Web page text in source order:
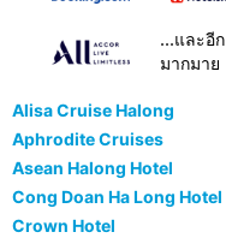
...และอีก
มากมาย
Alisa Cruise Halong
Aphrodite Cruises
Asean Halong Hotel
Cong Doan Ha Long Hotel
Crown Hotel